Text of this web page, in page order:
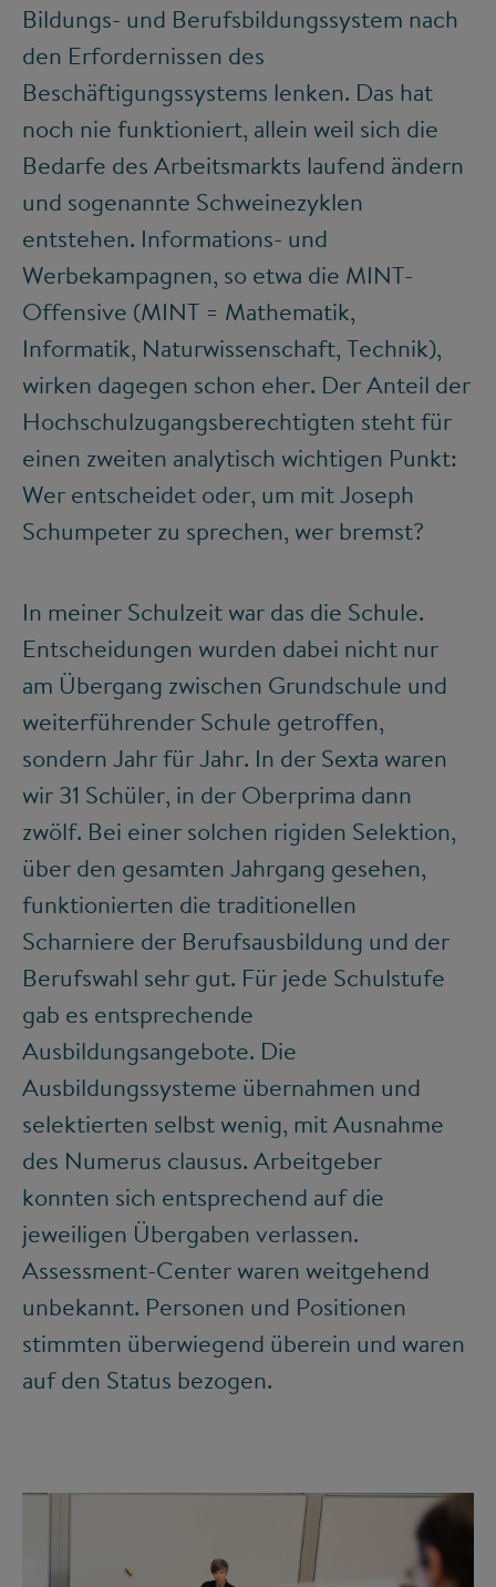
Bildungs- und Berufsbildungssystem nach
den Erfordernissen des
Beschäftigungssystems lenken. Das hat
noch nie funktioniert, allein weil sich die
Bedarfe des Arbeitsmarkts laufend ändern
und sogenannte Schweinezyklen
entstehen. Informations- und
Werbekampagnen, so etwa die MINT-
Offensive (MINT = Mathematik,
Informatik, Naturwissenschaft, Technik),
wirken dagegen schon eher. Der Anteil der
Hochschulzugangsberechtigten steht für
einen zweiten analytisch wichtigen Punkt:
Wer entscheidet oder, um mit Joseph
Schumpeter zu sprechen, wer bremst?
In meiner Schulzeit war das die Schule.
Entscheidungen wurden dabei nicht nur
am Übergang zwischen Grundschule und
weiterführender Schule getroffen,
sondern Jahr für Jahr. In der Sexta waren
wir 31 Schüler, in der Oberprima dann
zwölf. Bei einer solchen rigiden Selektion,
über den gesamten Jahrgang gesehen,
funktionierten die traditionellen
Scharniere der Berufsausbildung und der
Berufswahl sehr gut. Für jede Schulstufe
gab es entsprechende
Ausbildungsangebote. Die
Ausbildungssysteme übernahmen und
selektierten selbst wenig, mit Ausnahme
des Numerus clausus. Arbeitgeber
konnten sich entsprechend auf die
jeweiligen Übergaben verlassen.
Assessment-Center waren weitgehend
unbekannt. Personen und Positionen
stimmten überwiegend überein und waren
auf den Status bezogen.